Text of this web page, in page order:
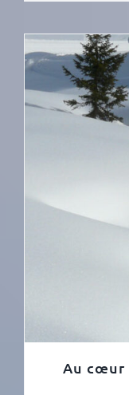
Au cœur